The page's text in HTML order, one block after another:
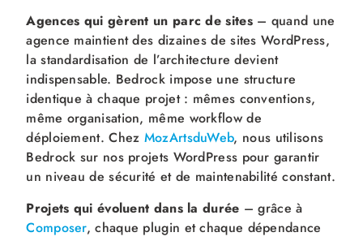
Agences qui gèrent un parc de sites– quand une
agence maintient des dizaines de sites WordPress,
la standardisation de l’architecture devient
indispensable. Bedrock impose une structure
identique à chaque projet : mêmes conventions,
même organisation, même workflow de
déploiement. Chez MozArtsduWeb, nous utilisons
Bedrock sur nos projets WordPress pour garantir
un niveau de sécurité et de maintenabilité constant.
Projets qui évoluent dans la durée – grâce à
Composer, chaque plugin et chaque dépendance